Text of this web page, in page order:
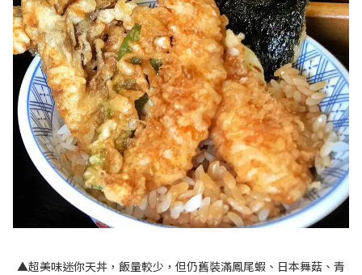
▲超美味迷你天丼，飯量較少，但仍舊裝滿鳳尾蝦、日本舞菇、青